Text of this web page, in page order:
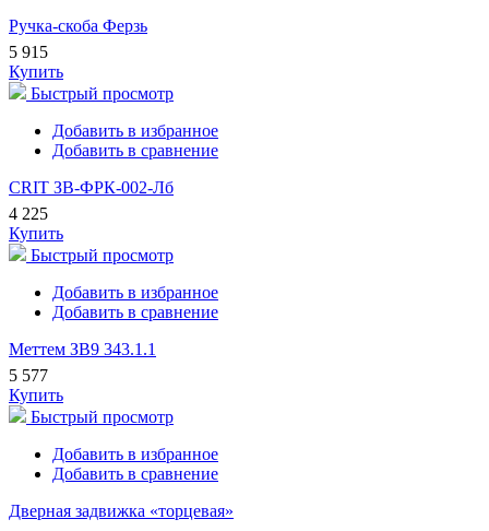
Ручка-скоба Ферзь
5 915
Купить
Быстрый просмотр
Добавить в избранное
Добавить в сравнение
CRIT ЗВ-ФРК-002-Лб
4 225
Купить
Быстрый просмотр
Добавить в избранное
Добавить в сравнение
Меттем ЗВ9 343.1.1
5 577
Купить
Быстрый просмотр
Добавить в избранное
Добавить в сравнение
Дверная задвижка «торцевая»